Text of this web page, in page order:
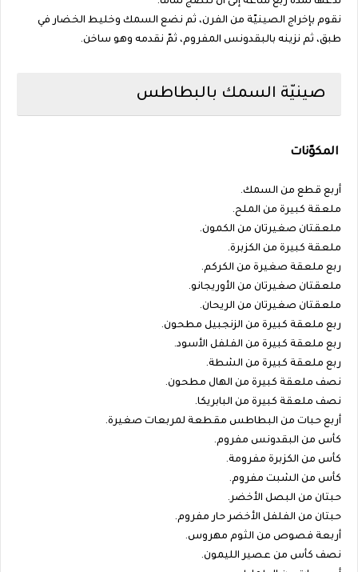
نقوم بإخراج الصينيّة من الفرن، ثم نضع السمك وخليط الخضار في
طبق، ثم نزينه بالبقدونس المفروم، ثمّ نقدمه وهو ساخن.
صينيّة السمك بالبطاطس
المكوّنات
أربع قطع من السمك.
ملعقة كبيرة من الملح.
ملعقتان صغيرتان من الكمون.
ملعقة كبيرة من الكزبرة.
ربع ملعقة صغيرة من الكركم.
ملعقتان صغيرتان من الأوريجانو.
ملعقتان صغيرتان من الريحان.
ربع ملعقة كبيرة من الزنجبيل مطحون.
ربع ملعقة كبيرة من الفلفل الأسود.
ربع ملعقة كبيرة من الشطة.
نصف ملعقة كبيرة من الهال مطحون.
نصف ملعقة كبيرة من البابريكا.
أربع حبات من البطاطس مقطعة لمربعات صغيرة.
كأس من البقدونس مفروم.
كأس من الكزبرة مفرومة.
كأس من الشبت مفروم.
حبتان من البصل الأخضر.
حبتان من الفلفل الأخضر حار مفروم.
أربعة فصوص من الثوم مهروس.
نصف كأس من عصير الليمون.